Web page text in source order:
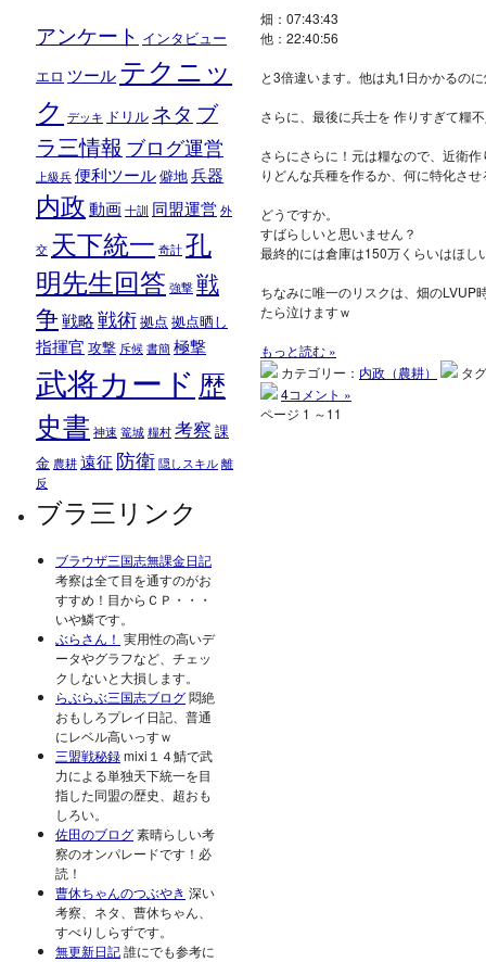
アンケート インタビュー
エロ ツールテクニッ
ク デッキ ドリル ネタ ブ
ラ三情報 ブログ運営
上級兵 便利ツール僻地兵器
内政動画 十訓 同盟運営 外
交 天下統一 奇計 孔
明先生回答 強撃 戦
争戦略戦術拠点 拠点晒し
指揮官 攻撃 斥候 書簡 極撃
武将カード 歴
史書 神速 篭城 糧村 考察 課
金 農耕 遠征 防衛 隠しスキル 離
反
ブラ三リンク
ブラウザ三国志無課金日記
考察は全て目を通すのがお
すすめ！目からＣＰ・・・
いや鱗です。
ぶらさん！ 実用性の高いデ
ータやグラフなど、チェッ
クしないと大損します。
らぶらぶ三国志ブログ悶絶
おもしろプレイ日記、普通
にレベル高いっすｗ
三盟戦秘録mixi１４鯖で武
力による単独天下統一を目
指した同盟の歴史、超おも
しろい。
佐田のブログ素晴らしい考
察のオンパレードです！必
読！
曹休ちゃんのつぶやき 深い
考察、ネタ、曹休ちゃん、
すべりしらずです。
無更新日記誰にでも参考に
畑：07:43:43
他：22:40:56
と3倍違います。他は丸1日かかるの
さらに、最後に兵士を 作りすぎて糧
さらにさらに！元は糧なので、近衛
りどんな兵種を作るか、何に特化さ
どうですか。
すばらしいと思いません？
最終的には倉庫は150万くらいはほし
ちなみに唯一のリスクは、畑のLVUP
たら泣けますｗ
もっと読む »
カテゴリー： 内政（農耕）
タ
4コメント »
ページ 1 ～11